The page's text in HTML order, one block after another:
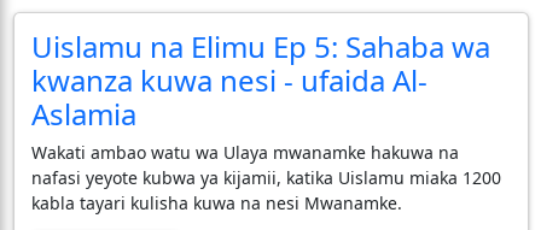
Uislamu na Elimu Ep 5: Sahaba wa
kwanza kuwa nesi - ufaida Al-
Aslamia
Wakati ambao watu wa Ulaya mwanamke hakuwa na
nafasi yeyote kubwa ya kijamii, katika Uislamu miaka 1200
kabla tayari kulisha kuwa na nesi Mwanamke.